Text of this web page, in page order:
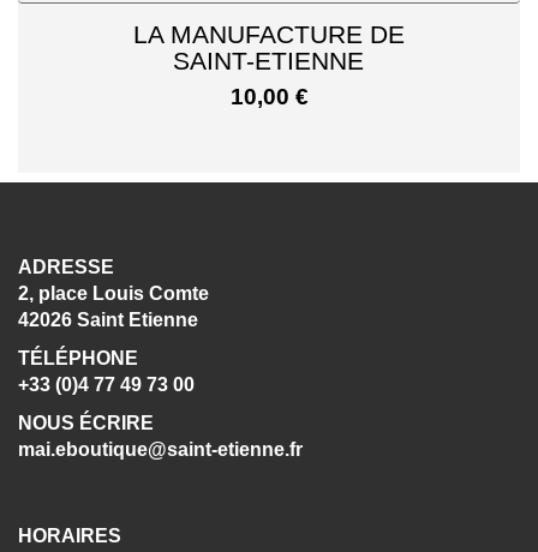
LA MANUFACTURE DE
SAINT-ETIENNE
10,00 €
ADRESSE
2, place Louis Comte
42026 Saint Etienne
TÉLÉPHONE
+33 (0)4 77 49 73 00
NOUS ÉCRIRE
mai.eboutique@saint-etienne.fr
HORAIRES